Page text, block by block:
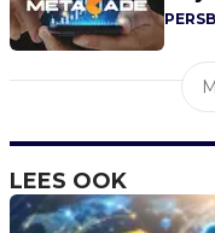
LEES OOK